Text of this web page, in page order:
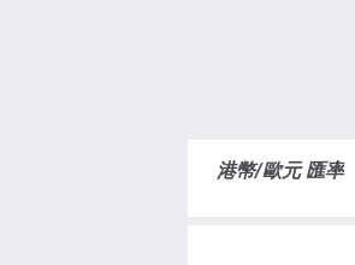
港幣/歐元 匯率